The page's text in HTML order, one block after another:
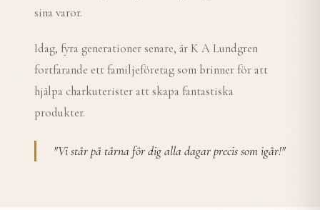
sina varor.
Idag, fyra generationer senare, är K A Lundgren
fortfarande ett familjeföretag som brinner för att
hjälpa charkuterister att skapa fantastiska
produkter.
"Vi står på tårna för dig alla dagar precis som igår!"